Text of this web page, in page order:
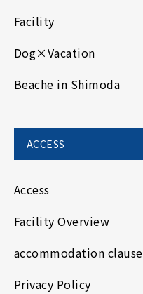
Facility
Dog×Vacation
Beache in Shimoda
ACCESS
Access
Facility Overview
accommodation clause
Privacy Policy